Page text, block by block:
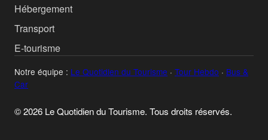
Hébergement
Transport
E-tourisme
Notre équipe : Le Quotidien du Tourisme · Tour Hebdo · Bus &
Car
© 2026 Le Quotidien du Tourisme. Tous droits réservés.